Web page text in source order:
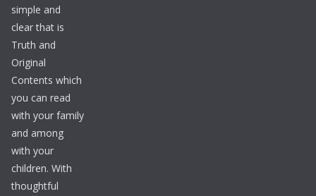
simple and
clear that is
Truth and
Original
Contents which
you can read
with your family
and among
with your
children. With
thoughtful